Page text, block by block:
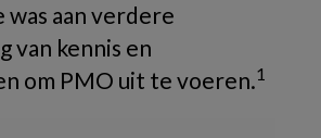
aan verdere
van kennis en
om PMO uit te voeren.1